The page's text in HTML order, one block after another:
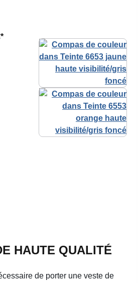
HAUTE QUALITÉ
de porter une veste de